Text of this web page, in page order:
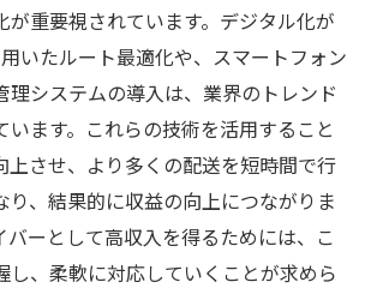
が重要視されています。デジタル化が
用いたルート最適化や、スマートフォン
理システムの導入は、業界のトレンド
います。これらの技術を活用すること
上させ、より多くの配送を短時間で行
り、結果的に収益の向上につながりま
バーとして高収入を得るためには、こ
し、柔軟に対応していくことが求めら